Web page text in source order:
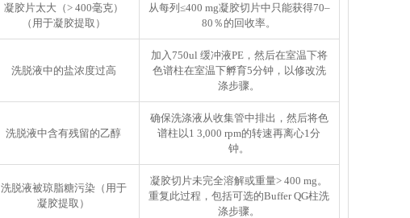
凝胶片太大（> 400毫克）
（用于凝胶提取）
从每列≤400 mg凝胶切片中只能获得70–
80％的回收率。
洗脱液中的盐浓度过高
加入750ul 缓冲液PE，然后在室温下将
色谱柱在室温下孵育5分钟，以修改洗
涤步骤。
洗脱液中含有残留的乙醇
确保洗涤液从收集管中排出，然后将色
谱柱以1 3,000 rpm的转速再离心1分
钟。
洗脱液被琼脂糖污染（用于
凝胶提取）
凝胶切片未完全溶解或重量> 400 mg。
重复此过程，包括可选的Buffer QG柱洗
涤步骤。